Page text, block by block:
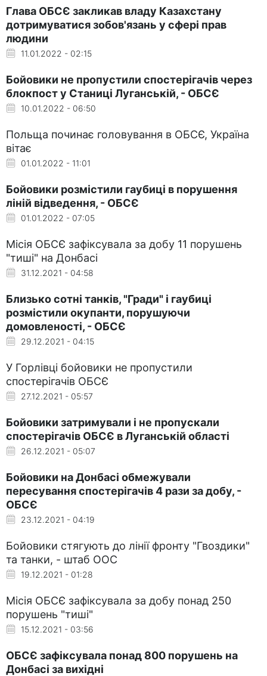
Глава ОБСЄ закликав владу Казахстану
дотримуватися зобов'язань у сфері прав
людини
11.01.2022 - 02:15
Бойовики не пропустили спостерігачів через
блокпост у Станиці Луганській, - ОБСЄ
10.01.2022 - 06:50
Польща починає головування в ОБСЄ, Україна
вітає
01.01.2022 - 11:01
Бойовики розмістили гаубиці в порушення
ліній відведення, - ОБСЄ
01.01.2022 - 07:05
Місія ОБСЄ зафіксувала за добу 11 порушень
"тиші" на Донбасі
31.12.2021 - 04:58
Близько сотні танків, "Гради" і гаубиці
розмістили окупанти, порушуючи
домовленості, - ОБСЄ
29.12.2021 - 04:15
У Горлівці бойовики не пропустили
спостерігачів ОБСЄ
27.12.2021 - 05:57
Бойовики затримували і не пропускали
спостерігачів ОБСЄ в Луганській області
26.12.2021 - 05:07
Бойовики на Донбасі обмежували
пересування спостерігачів 4 рази за добу, -
ОБСЄ
23.12.2021 - 04:19
Бойовики стягують до лінії фронту "Гвоздики"
та танки, - штаб ООС
19.12.2021 - 01:28
Місія ОБСЄ зафіксувала за добу понад 250
порушень "тиші"
15.12.2021 - 03:56
ОБСЄ зафіксувала понад 800 порушень на
Донбасі за вихідні